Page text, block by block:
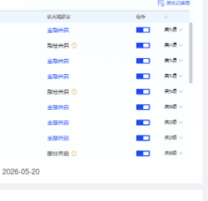
2026-05-20